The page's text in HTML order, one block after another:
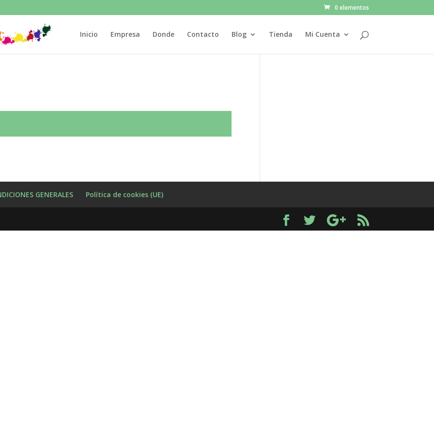
0 elementos
Inicio Empresa Donde Contacto Blog Tienda Mi Cuenta
GENERALES Política de cookies (UE)